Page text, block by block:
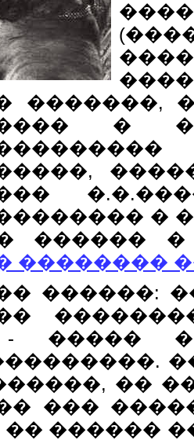
�������,
�
�
������ �
��������
������:
�����
��
���
������